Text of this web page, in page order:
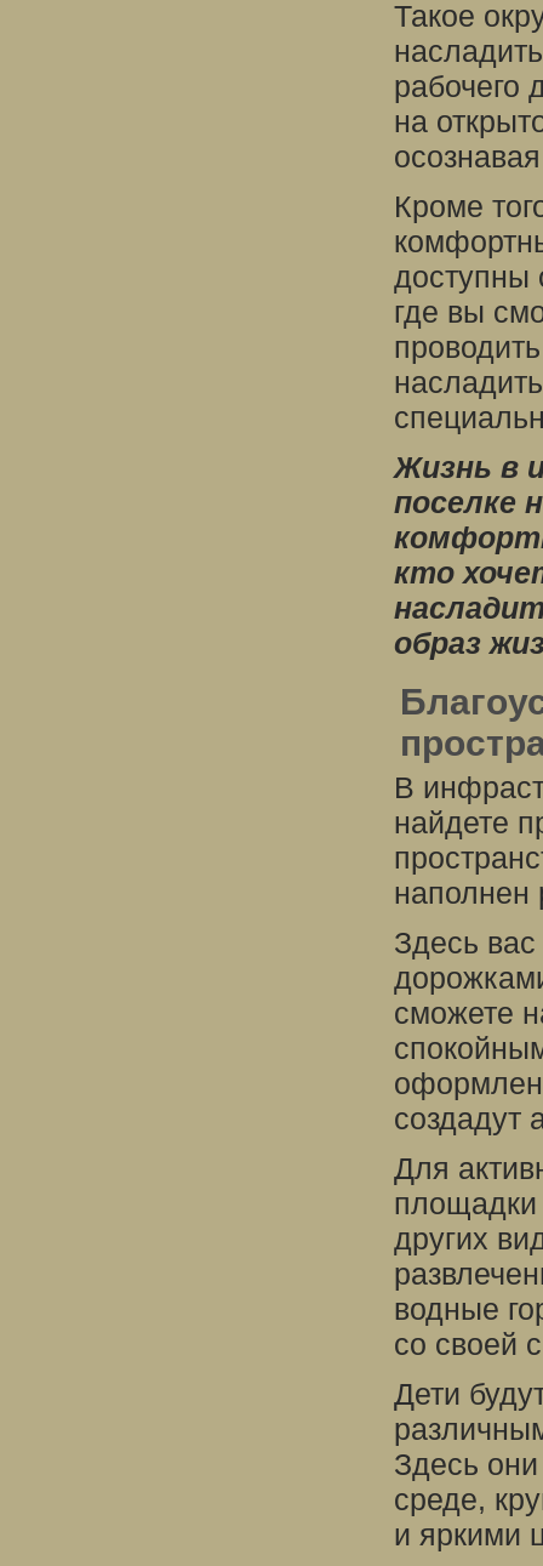
Такое
рабочего
на
Кроме
доступны
где вы
Жизнь в
поселке
кто
образ
В
найдете
наполнен
Здесь
сможете
создадут
Для
площадки
других
водные
со своей
Дети
Здесь они
среде,
и яркими